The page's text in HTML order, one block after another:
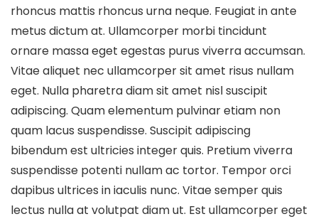
rhoncus mattis rhoncus urna neque. Feugiat in ante
metus dictum at. Ullamcorper morbi tincidunt
ornare massa eget egestas purus viverra accumsan.
Vitae aliquet nec ullamcorper sit amet risus nullam
eget. Nulla pharetra diam sit amet nisl suscipit
adipiscing. Quam elementum pulvinar etiam non
quam lacus suspendisse. Suscipit adipiscing
bibendum est ultricies integer quis. Pretium viverra
suspendisse potenti nullam ac tortor. Tempor orci
dapibus ultrices in iaculis nunc. Vitae semper quis
lectus nulla at volutpat diam ut. Est ullamcorper eget